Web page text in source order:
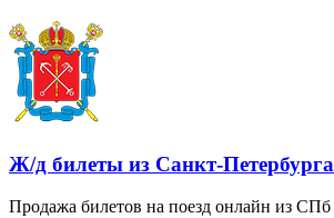
Ж/д билеты из Санкт‑Петербурга
Продажа билетов на поезд онлайн из СПб